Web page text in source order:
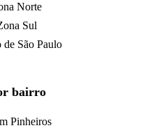
Norte
Sul
São Paulo
bairro
Pinheiros